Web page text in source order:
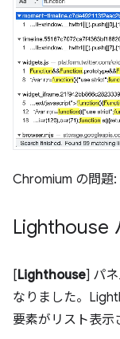
Chromium の問題:
Lighthouse
[Lighthouse] パ
なりました。
要素がリスト表示